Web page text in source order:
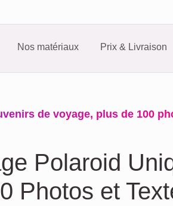
Nos matériaux Prix & Livraison
de voyage, plus de 100
Polaroid
Photos et